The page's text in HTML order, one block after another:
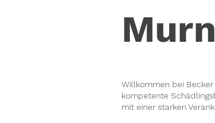
Willkommen bei
kompetente
mit einer starken